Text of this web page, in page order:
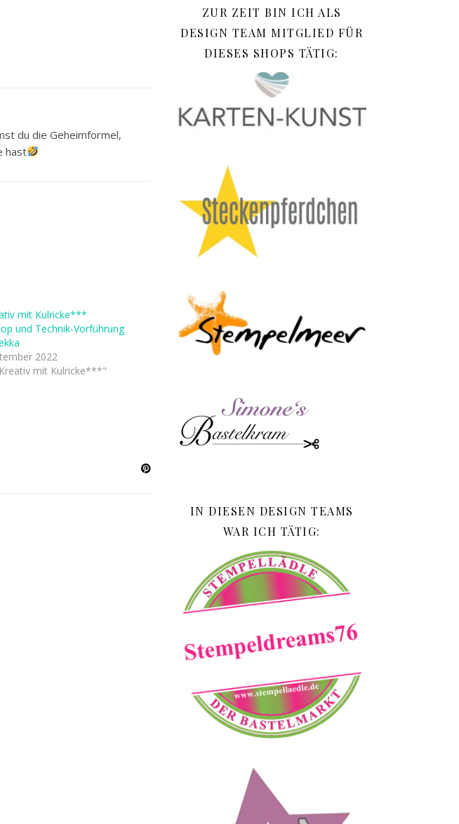
du die Geheimformel,
hast
mit Kulricke***
und Technik-Vorführung
2022
mit Kulricke***"
ZUR ZEIT BIN ICH ALS
DESIGN TEAM MITGLIED FÜR
DIESES SHOPS TÄTIG:
IN DIESEN DESIGN TEAMS
WAR ICH TÄTIG: